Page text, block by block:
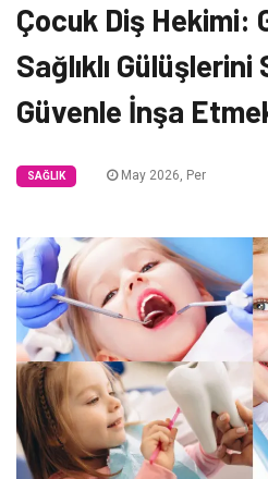
Çocuk Diş Hekimi:
Sağlıklı Gülüşlerini
Güvenle İnşa
SAĞLIK May 2026, Per